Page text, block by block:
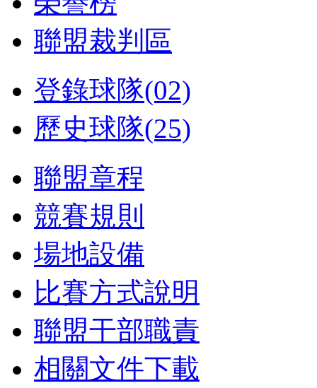
聯盟裁判區
登錄球隊(02)
歷史球隊(25)
聯盟章程
競賽規則
場地設備
比賽方式說明
聯盟干部職責
相關文件下載